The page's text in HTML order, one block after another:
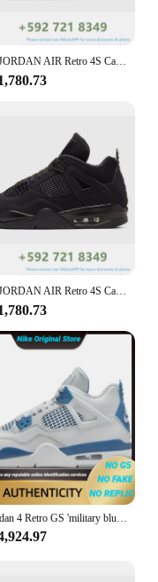
Comfort**
basketball
and modern
The high-
used in their
a premium feel,
essence of the
Whether
down the street,
Occasion**
4 sneakers
Their
cushioning
on your feet,
a casual outing.
colors available
and personal
can find a pair
of a set of laces
these sneakers
and
NIKE-JORDAN AIR Retro 4S Canyon สีม่วงรองเท้าผ้าใบกีฬาสีดำสำหรับผู้ชายผู้หญิงรองเท้าบาสเก็ตบอลเทรนเนอร์
NIKE-JORDAN AIR Retro 4S Cacao WOW Sail guava ICE Noir รองเท้าผ้าใบกีฬาคลาสสิกสำหรับผู้ชายผู้หญิงรองเท้าบาสเก็ตบอล
Air Jordan 4 Retro GS 'military blue' 2024